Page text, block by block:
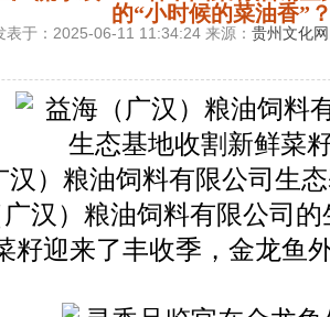
的“小时候的菜油香”
表于：2025-06-11 11:34:24 来源： 贵州文化网
汉）粮油饲料有限公司生
汉）粮油饲料有限公司
籽迎来了丰收季，金龙鱼